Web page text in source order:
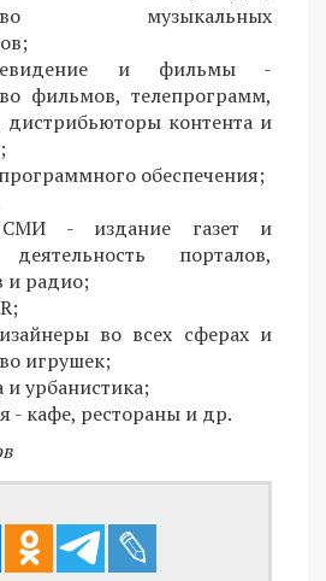
музыкальных
и фильмы -
фильмов, телепрограмм,
контента и
обеспечения;
- издание газет и
порталов,
и радио;
во всех сферах и
игрушек;
и урбанистика;
- кафе, рестораны и др.